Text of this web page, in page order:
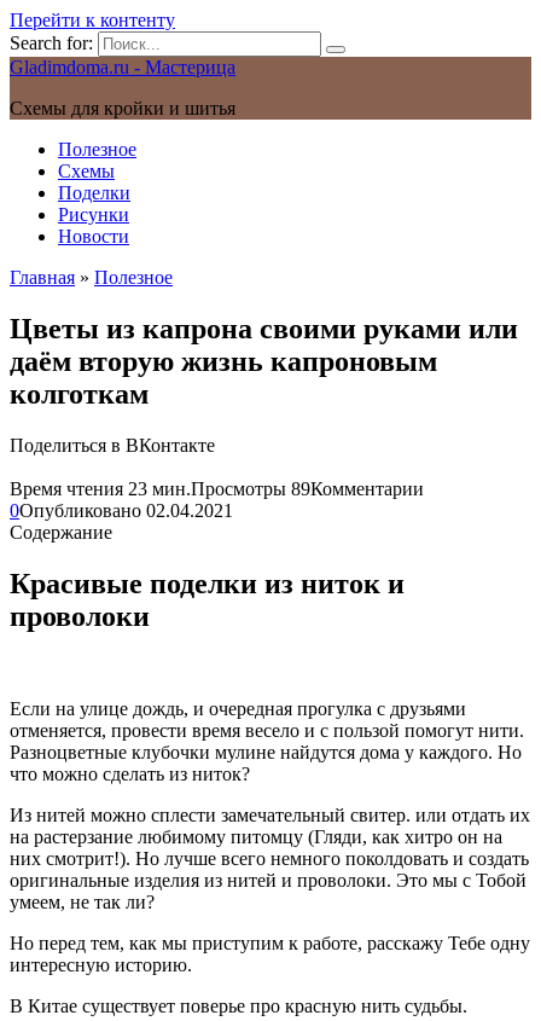
Перейти к контенту
Search for:
Gladimdoma.ru - Мастерица
Схемы для кройки и шитья
Полезное
Схемы
Поделки
Рисунки
Новости
Главная » Полезное
Цветы из капрона своими руками или
даём вторую жизнь капроновым
колготкам
Поделиться в ВКонтакте
Время чтения 23 мин.Просмотры 89Комментарии
0Опубликовано 02.04.2021
Содержание
Красивые поделки из ниток и
проволоки
Если на улице дождь, и очередная прогулка с друзьями
отменяется, провести время весело и с пользой помогут нити.
Разноцветные клубочки мулине найдутся дома у каждого. Но
что можно сделать из ниток?
Из нитей можно сплести замечательный свитер. или отдать их
на растерзание любимому питомцу (Гляди, как хитро он на
них смотрит!). Но лучше всего немного поколдовать и создать
оригинальные изделия из нитей и проволоки. Это мы с Тобой
умеем, не так ли?
Но перед тем, как мы приступим к работе, расскажу Тебе одну
интересную историю.
В Китае существует поверье про красную нить судьбы.